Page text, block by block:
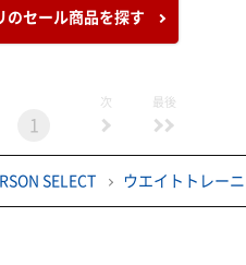
のセール商品を探す
1
次 最後
SELECT ウエイトトレー